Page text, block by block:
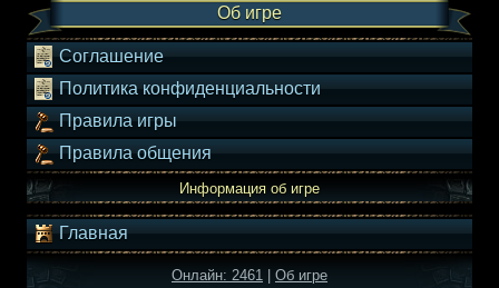
Об игре
Соглашение
Политика конфиденциальности
Правила игры
Правила общения
Информация об игре
Главная
Онлайн: 2461
Об игре